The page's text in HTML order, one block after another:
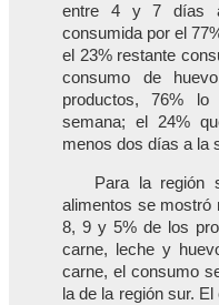
entre 4 y 7 días
consumida por el
el 23% restante
consumo de
productos, 76%
semana; el 24%
menos dos días a la
Para la región
alimentos se mostró
8, 9 y 5% de los
carne, leche y
carne, el consumo
la de la región sur.